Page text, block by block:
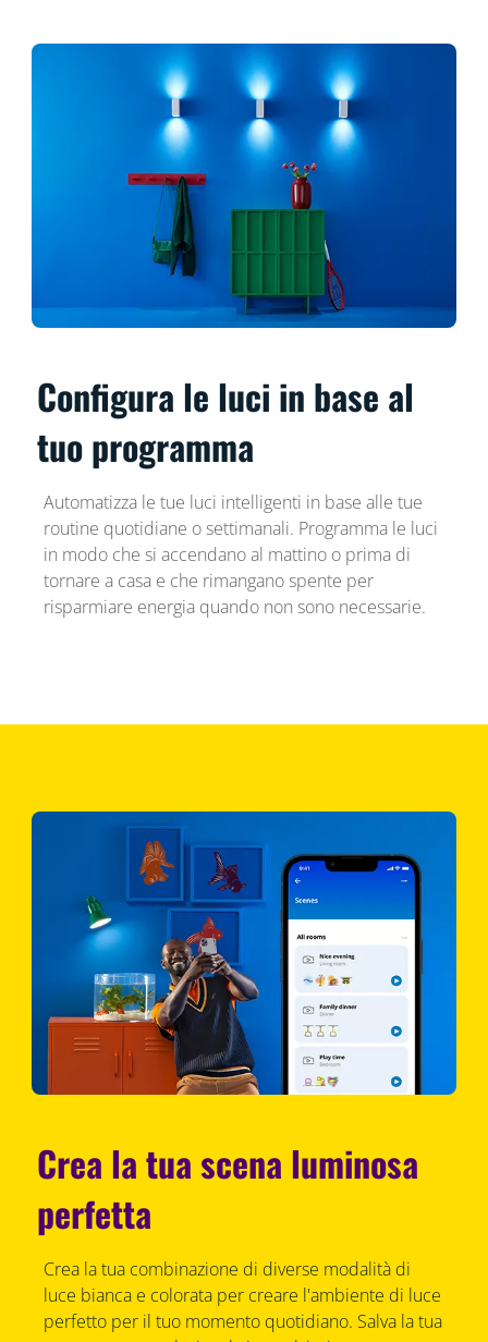
Configura le luci in base al
tuo programma
Automatizza le tue luci intelligenti in base alle tue
routine quotidiane o settimanali. Programma le luci
in modo che si accendano al mattino o prima di
tornare a casa e che rimangano spente per
risparmiare energia quando non sono necessarie.
Crea la tua scena luminosa
perfetta
Crea la tua combinazione di diverse modalità di
luce bianca e colorata per creare l'ambiente di luce
perfetto per il tuo momento quotidiano. Salva la tua